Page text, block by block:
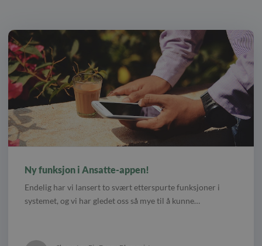
Ny funksjon i Ansatte-appen!
Endelig har vi lansert to svært etterspurte funksjoner i
systemet, og vi har gledet oss så mye til å kunne…